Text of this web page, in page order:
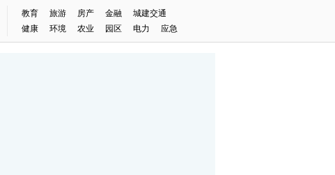
教育 旅游 房产 金融
城建交通
健康
环境 农业 园区 电力 应急